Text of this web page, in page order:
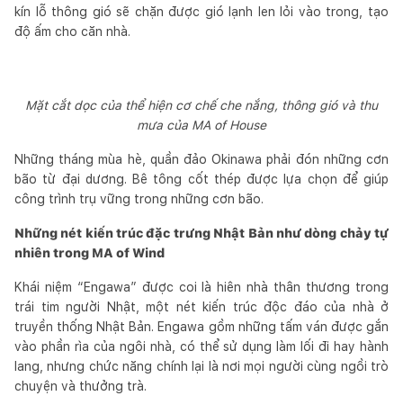
kín lỗ thông gió sẽ chặn được gió lạnh len lỏi vào trong, tạo
độ ấm cho căn nhà.
Mặt cắt dọc của thể hiện cơ chế che nắng, thông gió và thu
mưa của MA of House
Những tháng mùa hè, quần đảo Okinawa phải đón những cơn
bão từ đại dương. Bê tông cốt thép được lựa chọn để giúp
công trình trụ vững trong những cơn bão.
Những nét kiến trúc đặc trưng Nhật Bản như dòng chảy tự
nhiên trong MA of Wind
Khái niệm “Engawa” được coi là hiên nhà thân thương trong
trái tim người Nhật, một nét kiến trúc độc đáo của nhà ở
truyền thống Nhật Bản. Engawa gồm những tấm ván được gắn
vào phần rìa của ngôi nhà, có thể sử dụng làm lối đi hay hành
lang, nhưng chức năng chính lại là nơi mọi người cùng ngồi trò
chuyện và thưởng trà.